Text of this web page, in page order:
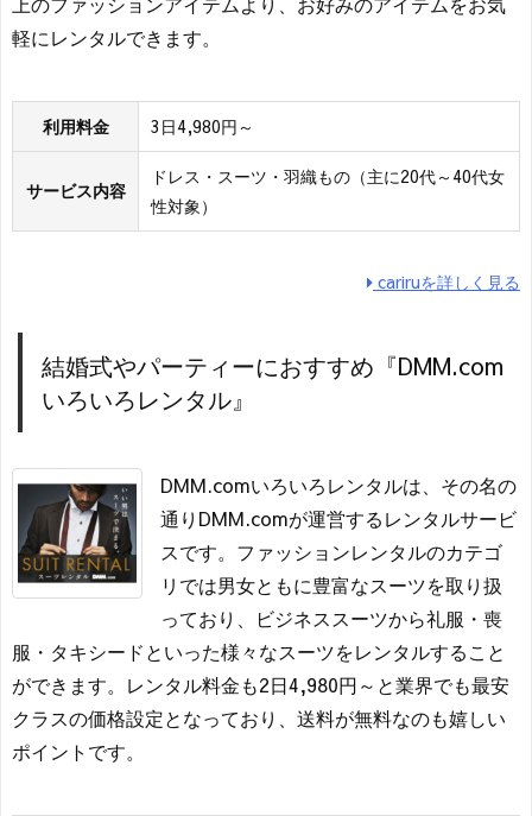
軽にレンタルできます。
利用料金 3日4,980円～
サービス内容
ドレス・スーツ・羽織もの（主に20代～40代女
性対象）
cariruを詳しく見る
結婚式やパーティーにおすすめ『DMM.com
いろいろレンタル』
DMM.comいろいろレンタルは、その名の
通りDMM.comが運営するレンタルサービ
スです。ファッションレンタルのカテゴ
リでは男女ともに豊富なスーツを取り扱
っており、ビジネススーツから礼服・喪
服・タキシードといった様々なスーツをレンタルすること
ができます。レンタル料金も2日4,980円～と業界でも最安
クラスの価格設定となっており、送料が無料なのも嬉しい
ポイントです。